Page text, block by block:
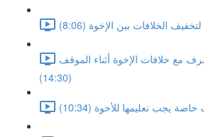
الخلافات بين الإخوة (8:06)
مع خلافات الإخوة أثناء الموقف
(14:30)
يجب تعليمها للأخوة (10:34)